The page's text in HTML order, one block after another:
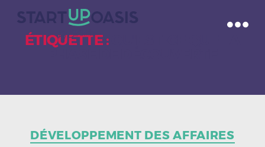
ÉTIQUETTE :
DÉVELOPPEMENT DES AFFAIRES